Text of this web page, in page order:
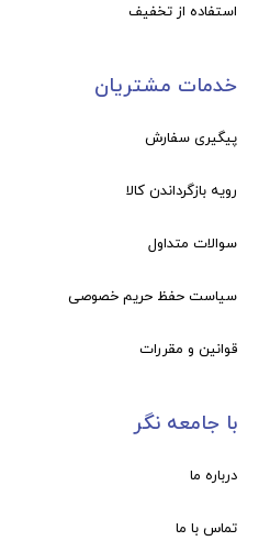
استفاده از تخفیف
خدمات مشتریان
پیگیری سفارش
رویه بازگرداندن کالا
سوالات متداول
سیاست حفظ حریم خصوصی
قوانین و مقررات
با جامعه نگر
درباره ما
تماس با ما